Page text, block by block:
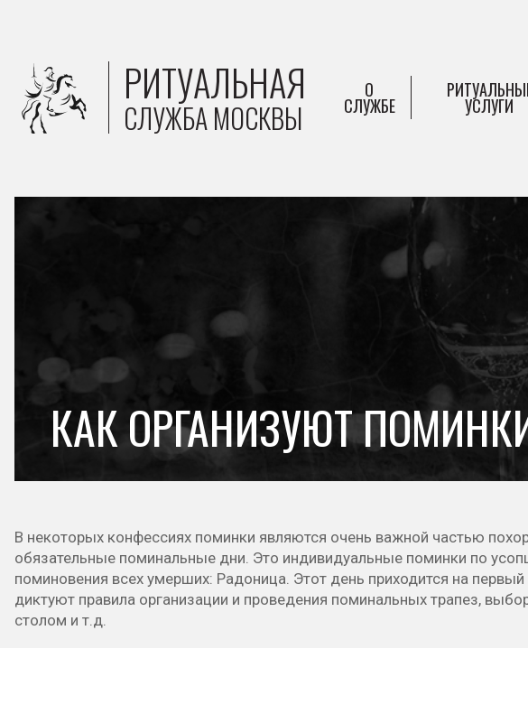
РИТУАЛЬНАЯ
СЛУЖБА МОСКВЫ
О
СЛУЖБЕ УСЛУГИ
КАК ОРГАНИЗУЮТ
В некоторых конфессиях поминки являются очень важной частью
обязательные поминальные дни. Это индивидуальные поминки по
поминовения всех умерших: Радоница. Этот день приходится на
диктуют правила организации и проведения поминальных трапез,
столом и т.д.